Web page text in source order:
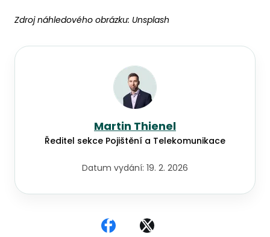
Zdroj náhledového obrázku: Unsplash
Martin Thienel
Ředitel sekce Pojištění a Telekomunikace
Datum vydání: 19. 2. 2026
Sdílet na Facebooku
Sdílet na X